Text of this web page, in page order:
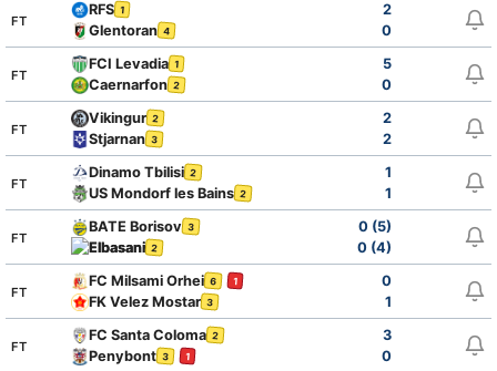
FT
RFS 1
2
Glentoran 4 0
FT
FCI Levadia 1
5
Caernarfon 2 0
FT
Vikingur 2
2
Stjarnan 3 2
FT
Dinamo Tbilisi 2
1
US Mondorf les Bains 2 1
FT
BATE Borisov 3
0 (5)
Elbasani 2 0 (4)
FT
FC Milsami Orhei 6 1
0
FK Velez Mostar 3 1
FT
FC Santa Coloma 2
3
Penybont 3 1 0